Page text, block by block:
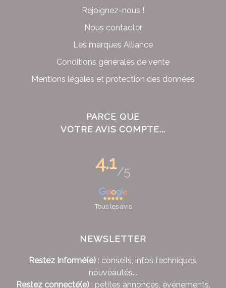
Rejoignez-nous !
Nous contacter
Les marques Alliance
Conditions générales de vente
Mentions légales et protection des données
PARCE QUE
VOTRE AVIS COMPTE...
4.1/5
Tous les avis
NEWSLETTER
Restez Informé(e): conseils, infos techniques,
nouveautés...
Restez connecté(e): petites annonces, événements,